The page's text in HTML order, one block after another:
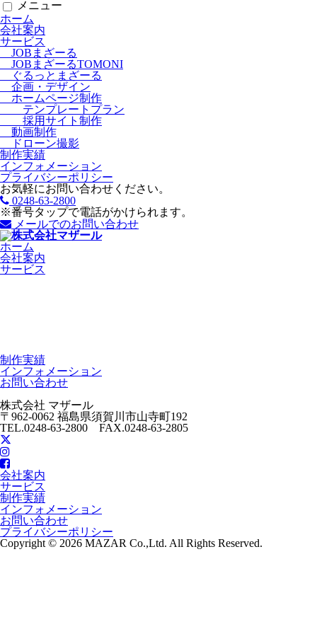
メニュー
ホーム
会社案内
サービス
JOBまざーる
JOBまざーるTOMONI
ぐるっとまざーる
企画・デザイン
ホームページ制作
テンプレートプラン
採用サイト制作
動画制作
ドローン撮影
制作実績
インフォメーション
プライバシーポリシー
お気軽にお問い合わせください。
0248-63-2800
※番号タップで電話がかけられます。
メールでのお問い合わせ
ホーム
会社案内
サービス
制作実績
インフォメーション
お問い合わせ
株式会社 マザール
〒962-0062 福島県須賀川市山寺町192
TEL.0248-63-2800 FAX.0248-63-2805
会社案内
サービス
制作実績
インフォメーション
お問い合わせ
プライバシーポリシー
Copyright © 2026 MAZAR Co.,Ltd. All Rights Reserved.